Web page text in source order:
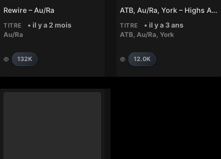
Rewire – Au/Ra
TITRE • il y a 2 mois
Au/Ra
132K
ATB, Au/Ra, York – Highs And Lows
TITRE • il y a 3 ans
ATB, Au/Ra, York
12.0K